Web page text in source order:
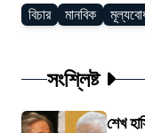
বিচার মানবিক
সংশ্লিষ্ট
শেখ